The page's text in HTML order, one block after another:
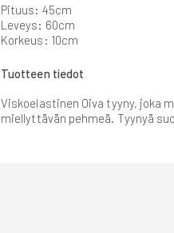
Pituus: 45cm
Leveys: 60cm
Korkeus: 10cm
Tuotteen tiedot
Viskoelastinen Oiva tyyny, joka
miellyttävän pehmeä. Tyynyä